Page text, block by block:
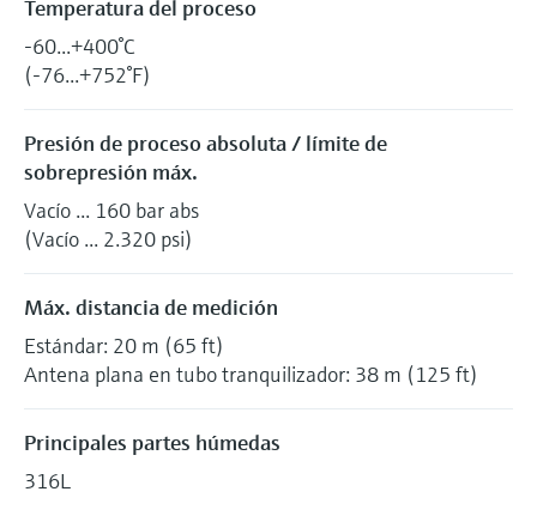
Temperatura del proceso
-60...+400°C
(-76...+752°F)
Presión de proceso absoluta / límite de
sobrepresión máx.
Vacío ... 160 bar abs
(Vacío ... 2.320 psi)
Máx. distancia de medición
Estándar: 20 m (65 ft)
Antena plana en tubo tranquilizador: 38 m (125 ft)
Principales partes húmedas
316L